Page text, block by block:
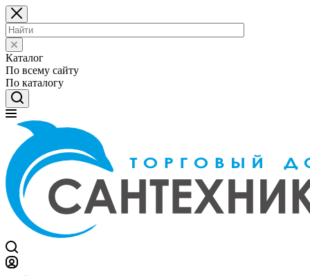
Каталог
По всему сайту
По каталогу